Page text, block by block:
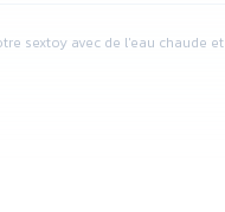
sextoy avec de l'eau chaude